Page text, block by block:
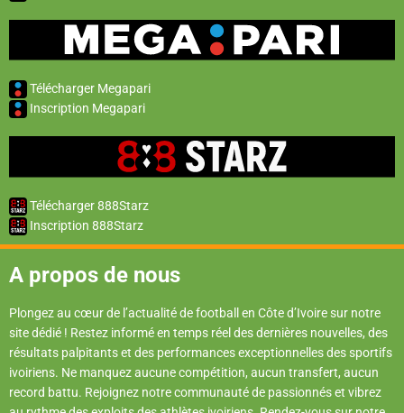
Télécharger Megapari
Inscription Megapari
Télécharger 888Starz
Inscription 888Starz
A propos de nous
Plongez au cœur de l’actualité de football en Côte d’Ivoire sur notre
site dédié ! Restez informé en temps réel des dernières nouvelles, des
résultats palpitants et des performances exceptionnelles des sportifs
ivoiriens. Ne manquez aucune compétition, aucun transfert, aucun
record battu. Rejoignez notre communauté de passionnés et vibrez